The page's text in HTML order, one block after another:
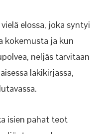
elossa, joka syntyi
kokemusta ja kun
neljäs tarvitaan
lakikirjassa,
isien pahat teot